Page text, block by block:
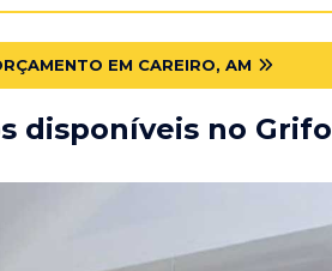
EM CAREIRO, AM
disponíveis no Grifo